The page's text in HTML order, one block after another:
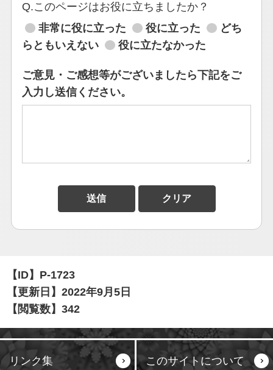
Q.このページはお役に立ちましたか？
非常に役に立った
役に立った
どち
らともいえない
役に立たなかった
ご意見・ご感想等がございましたら下記をご
入力し送信ください。
【ID】 P-1723
【更新日】2022年9月5日
【閲覧数】342
リンク集 このサイトについて